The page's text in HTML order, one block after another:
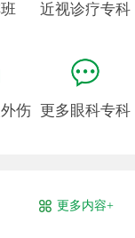
近视诊疗专科
伤 更多眼科专科
更多内容+